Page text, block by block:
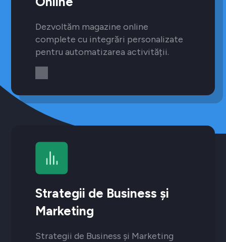
Dezvoltăm magazine online
complete cu integrări personalizate
pentru automatizarea activității.
Strategii de Business și
Marketing
Strategii de Business și Marketing